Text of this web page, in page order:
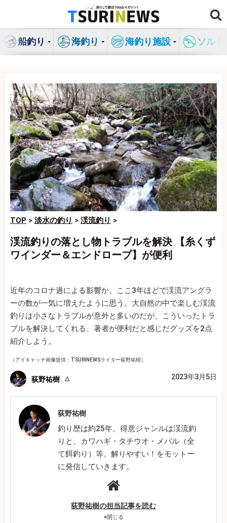
ン
船釣り 海釣り 海釣り施設 ソル
TOP > 淡水の釣り > 渓流釣り >
渓流釣りの落とし物トラブルを解決 【糸くず
ワインダー＆エンドロープ】が便利
近年のコロナ過による影響か、ここ3年ほどで渓流アングラ
ーの数が一気に増えたように思う。大自然の中で楽しむ渓流
釣りは小さなトラブルが意外と多いのだが、こういったトラ
ブルを解決してくれる、著者が便利だと感じだグッズを2点
紹介しよう。
（アイキャッチ画像提供：TSURINEWSライター荻野祐樹）
荻野祐樹 2023年3月5日
荻野祐樹
釣り歴は約25年。得意ジャンルは渓流釣
りと、カワハギ・タチウオ・メバル（全
て餌釣り）等。解りやすい！をモットー
に発信していきます。
荻野祐樹の担当記事を読む
×閉じる